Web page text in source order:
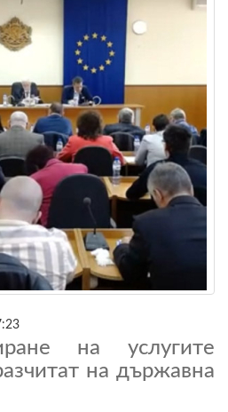
на услугите
на държавна